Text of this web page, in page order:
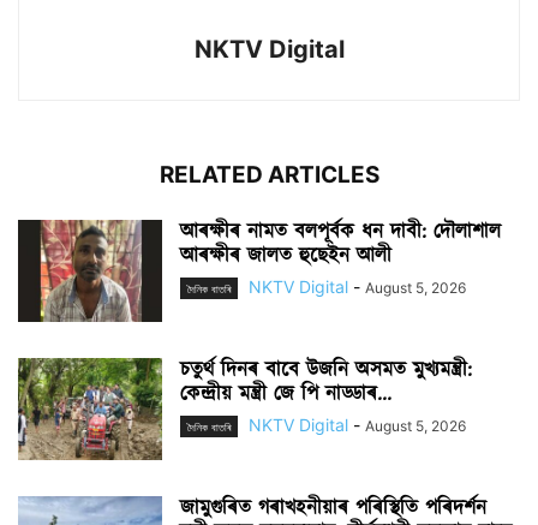
NKTV Digital
RELATED ARTICLES
আৰক্ষীৰ নামত বলপূৰ্বক ধন দাবী: দৌলাশাল
আৰক্ষীৰ জালত হুছেইন আলী
দৈনিক বাতৰি NKTV Digital - August 5, 2026
চতুৰ্থ দিনৰ বাবে উজনি অসমত মুখ্যমন্ত্ৰী:
কেন্দ্ৰীয় মন্ত্ৰী জে পি নাড্ডাৰ...
দৈনিক বাতৰি NKTV Digital - August 5, 2026
জামুগুৰিত গৰাখহনীয়াৰ পৰিস্থিতি পৰিদৰ্শন